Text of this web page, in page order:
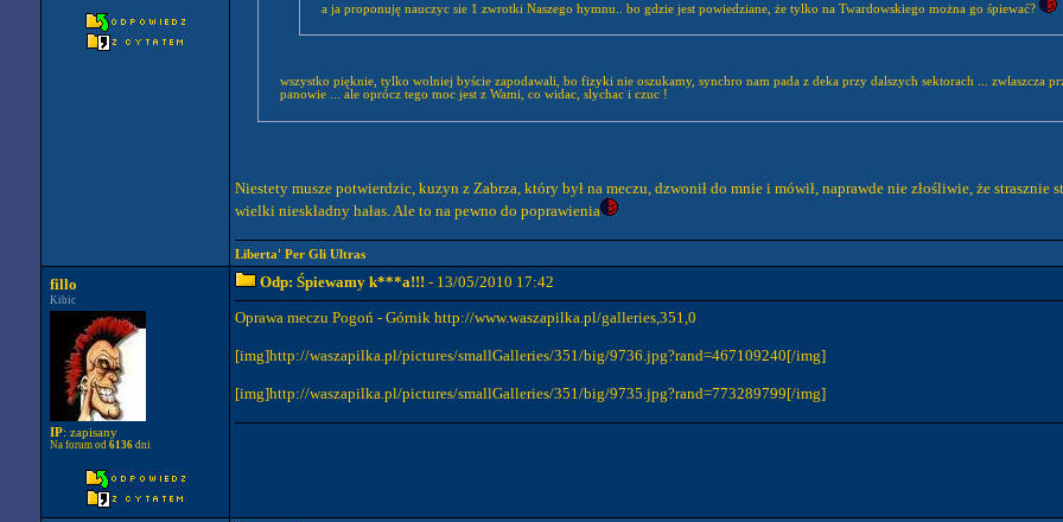
a ja proponuję nauczyc sie 1 zwrotki Naszego hymnu.. bo gdzie jest powiedziane, że tylko na Twardowskiego można go śpiewać?
wszystko pięknie, tylko wolniej byście zapodawali, bo fizyki nie oszukamy, synchro nam pada z deka przy dalszych sektorach ... zwlaszcza
panowie ... ale oprócz tego moc jest z Wami, co widac, slychac i czuc !
Niestety musze potwierdzic, kuzyn z Zabrza, który był na meczu, dzwonił do mnie i mówił, naprawde nie złośliwie, że
wielki nieskładny hałas. Ale to na pewno do poprawienia
Liberta' Per Gli Ultras
fillo
Kibic
IP: zapisany
Na forum od 6136 dni
Odp: Śpiewamy k***a!!! - 13/05/2010 17:42
Oprawa meczu Pogoń - Górnik http://www.waszapilka.pl/galleries,351,0
[img]http://waszapilka.pl/pictures/smallGalleries/351/big/9736.jpg?rand=467109240[/img]
[img]http://waszapilka.pl/pictures/smallGalleries/351/big/9735.jpg?rand=773289799[/img]